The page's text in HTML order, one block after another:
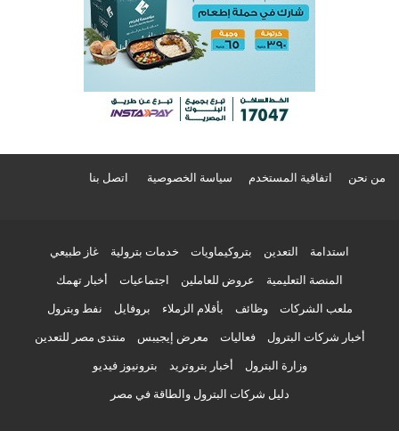
من نحن اتفاقية المستخدم سياسة الخصوصية اتصل بنا
استدامة التعدين بتروكيماويات خدمات بترولية غاز طبيعي
المنصة التعليمية عروض للعاملين اجتماعيات أخبار تهمك
ملعب الشركات وظائف بأقلام الزملاء بروفايل نفط وبترول
أخبار شركات البترول فعاليات معرض إيجيبس منتدى مصر للتعدين
وزارة البترول أخبار بتروتريد بترونيوز فيديو
دليل شركات البترول والطاقة في مصر